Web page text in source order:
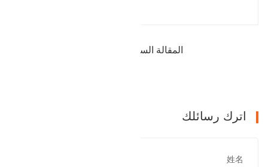
المقالة السابقة : رأس الاسطوانة في الهندسة
اترك رسائلك
姓名